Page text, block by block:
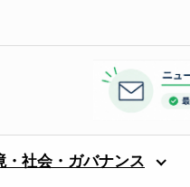
・社会・ガバナンス